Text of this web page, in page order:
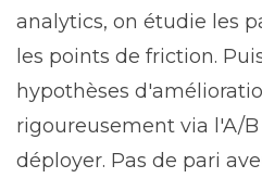
analytics, on étudie les
les points de friction.
hypothèses
rigoureusement via l'A/
déployer. Pas de pari